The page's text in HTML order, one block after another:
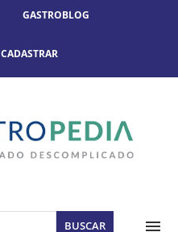
GASTROBLOG
CADASTRAR